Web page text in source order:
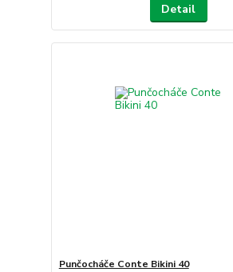
Detail
Punčocháče Conte Bikini 40